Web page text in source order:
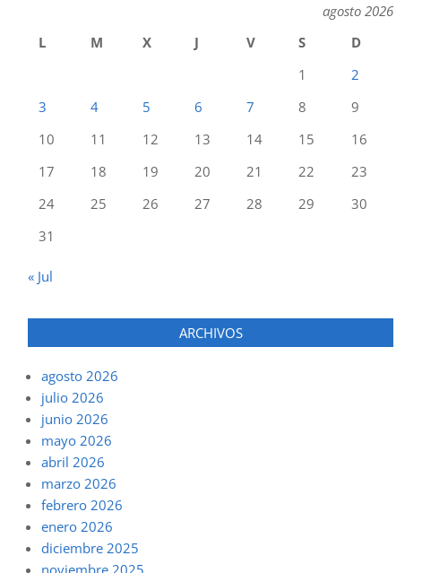
agosto 2026
L
M X J V S
D
1
2
3
4 5 6 7 8
9
10
11 12 13 14 15
16
17
18 19 20 21 22
23
24
25 26 27 28 29
30
31
« Jul
ARCHIVOS
agosto 2026
julio 2026
junio 2026
mayo 2026
abril 2026
marzo 2026
febrero 2026
enero 2026
diciembre 2025
noviembre 2025